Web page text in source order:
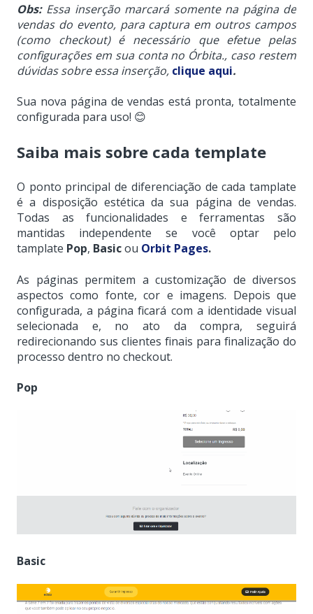
Obs: Essa inserção marcará somente na página de
vendas do evento, para captura em outros campos
(como checkout) é necessário que efetue pelas
configurações em sua conta no Órbita., caso restem
dúvidas sobre essa inserção, clique aqui.
Sua nova página de vendas está pronta, totalmente
configurada para uso! 😊
Saiba mais sobre cada template
O ponto principal de diferenciação de cada tamplate
é a disposição estética da sua página de vendas.
Todas as funcionalidades e ferramentas são
mantidas independente se você optar pelo
tamplate Pop, Basicou Orbit Pages.
As páginas permitem a customização de diversos
aspectos como fonte, cor e imagens. Depois que
configurada, a página ficará com a identidade visual
selecionada e, no ato da compra, seguirá
redirecionando sus clientes finais para finalização do
processo dentro no checkout.
Pop
Basic